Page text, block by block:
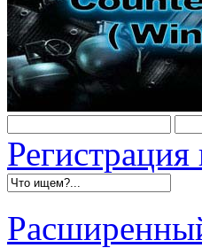
Регистрация